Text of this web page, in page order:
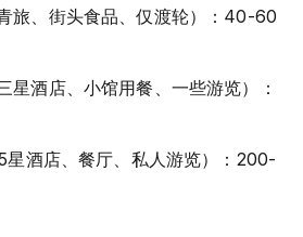
旅、街头食品、仅渡轮）：40-60
星酒店、小馆用餐、一些游览）：
酒店、餐厅、私人游览）：200-